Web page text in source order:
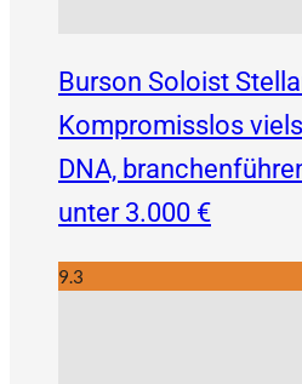
Burson Soloist
Kompromisslos
DNA,
unter 3.000 €
9.3